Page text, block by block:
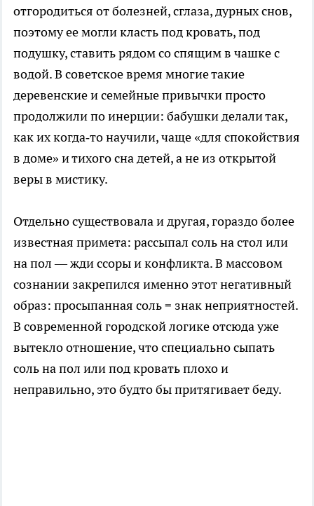
отгородиться от болезней, сглаза, дурных снов,
поэтому ее могли класть под кровать, под
подушку, ставить рядом со спящим в чашке с
водой. В советское время многие такие
деревенские и семейные привычки просто
продолжили по инерции: бабушки делали так,
как их когда‑то научили, чаще «для спокойствия
в доме» и тихого сна детей, а не из открытой
веры в мистику.
Отдельно существовала и другая, гораздо более
известная примета: рассыпал соль на стол или
на пол — жди ссоры и конфликта. В массовом
сознании закрепился именно этот негативный
образ: просыпанная соль = знак неприятностей.
В современной городской логике отсюда уже
вытекло отношение, что специально сыпать
соль на пол или под кровать плохо и
неправильно, это будто бы притягивает беду.